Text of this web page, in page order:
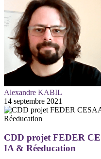
Alexandre KABIL
14 septembre 2021
CDD projet FEDER
IA & Réeducation